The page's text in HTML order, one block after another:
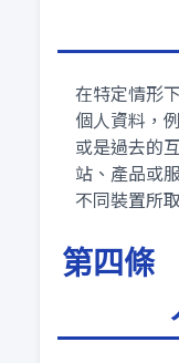
在特定情形
個人資料，
或是過去的
站、產品或
不同裝置所
第四條